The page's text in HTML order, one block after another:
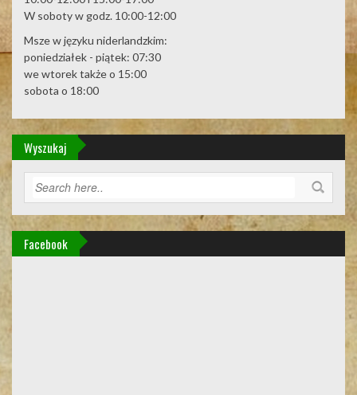
W soboty w godz. 10:00-12:00
Msze w języku niderlandzkim:
poniedziałek - piątek: 07:30
we wtorek także o 15:00
sobota o 18:00
Wyszukaj
Facebook